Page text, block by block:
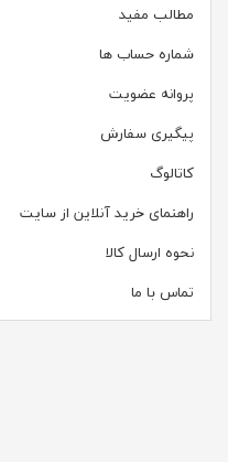
مطالب مفید
شماره حساب ها
پروانه عضویت
پیگیری سفارش
کاتالوگ
راهنمای خرید آنلاین از سایت
نحوه ارسال کالا
تماس با ما